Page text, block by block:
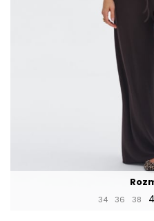
34 36 38